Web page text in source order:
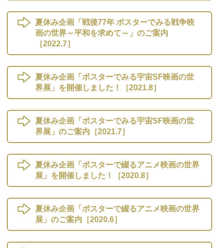
夏休み企画「戦後77年 ポスターでみる戦争映
画の世界～平和を求めて～」のご案内
［2022.7］
夏休み企画「ポスターでみる宇宙SF映画の世
界展」を開催しました！［2021.8］
夏休み企画「ポスターでみる宇宙SF映画の世
界展」のご案内［2021.7］
夏休み企画「ポスターで綴るアニメ映画の世界
展」を開催しました！［2020.8］
夏休み企画「ポスターで綴るアニメ映画の世界
展」のご案内［2020.6］